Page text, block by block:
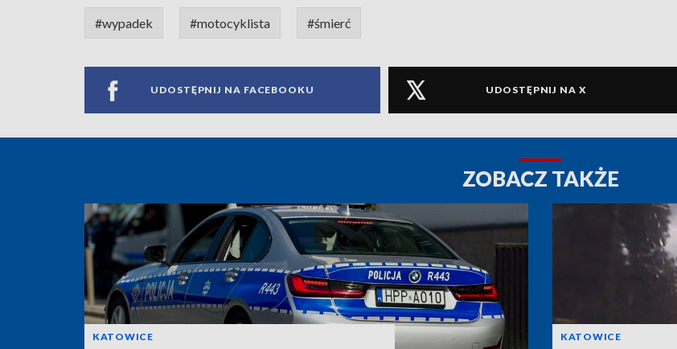
#wypadek #motocyklista #śmierć
UDOSTĘPNIJ NA FACEBOOKU UDOSTĘPNIJ NA X
ZOBACZ TAKŻE
KATOWICE KATOWICE